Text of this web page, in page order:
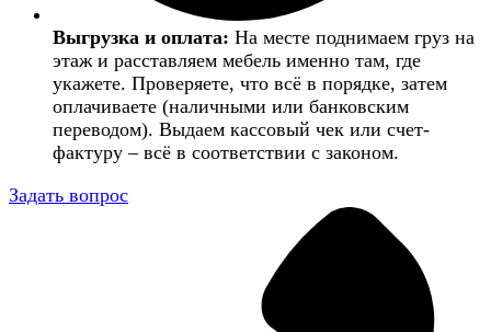
Выгрузка и оплата: На месте поднимаем груз на
этаж и расставляем мебель именно там, где
укажете. Проверяете, что всё в порядке, затем
оплачиваете (наличными или банковским
переводом). Выдаем кассовый чек или счет-
фактуру – всё в соответствии с законом.
Задать вопрос